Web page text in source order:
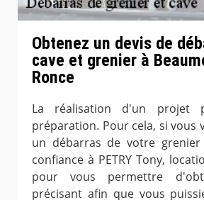
Obtenez un devis de
cave et grenier à
Ronce
La réalisation d'un projet
préparation. Pour cela, si vous
un débarras de votre
confiance à PETRY Tony,
pour vous permettre
précisant afin que vous